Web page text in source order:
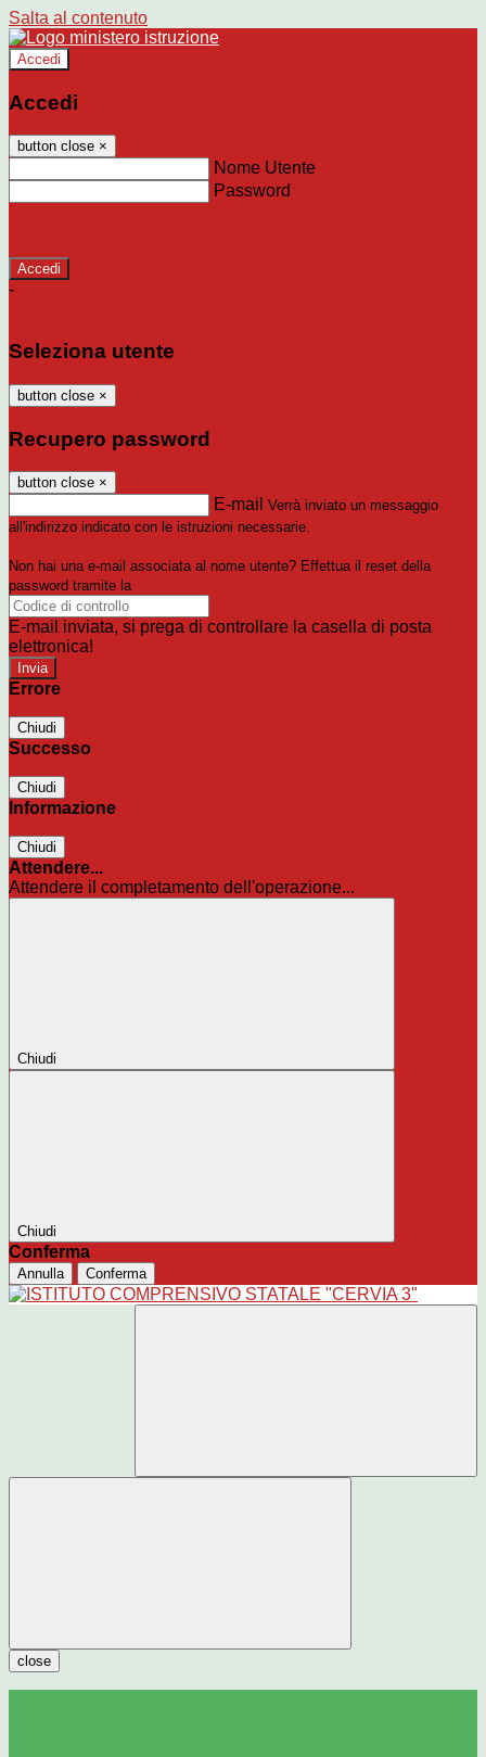
Salta al contenuto
Accedi
Accedi
button close ×
Nome Utente
Password
-
Seleziona utente
button close ×
Recupero password
button close ×
E-mail Verrà inviato un messaggio
all'indirizzo indicato con le istruzioni necessarie.
Non hai una e-mail associata al nome utente? Effettua il reset della
password tramite la
E-mail inviata, si prega di controllare la casella di posta
elettronica!
Errore
Chiudi
Successo
Chiudi
Informazione
Chiudi
Attendere...
Attendere il completamento dell'operazione...
Chiudi
Chiudi
Conferma
Annulla Conferma
close